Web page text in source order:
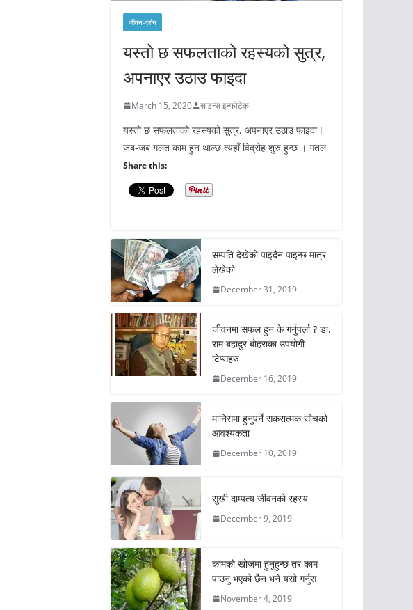
जीवन-दर्शन
यस्तो छ सफलताको रहस्यको सुत्र,
अपनाएर उठाउ फाइदा
March 15, 2020 साइन्स इन्फोटेक
यस्तो छ सफलताको रहस्यको सुत्र, अपनाएर उठाउ फाइदा !
जब-जब गलत काम हुन थाल्छ त्यहाँ विद्रोह शुरु हुन्छ । गतल
Share this:
सम्पति देखेको पाइदैन पाइन्छ मात्र
लेखेको
December 31, 2019
जीवनमा सफल हुन के गर्नुपर्ला ? डा.
राम बहादुर बोहराका उपयोगी
टिप्सहरु
December 16, 2019
मानिसमा हुनुपर्ने सकरात्मक सोचको
आवश्यकता
December 10, 2019
सुखी दाम्पत्य जीवनको रहस्य
December 9, 2019
कामको खोजमा हुनुहुन्छ तर काम
पाउनु भएको छैन भने यसो गर्नुस
November 4, 2019